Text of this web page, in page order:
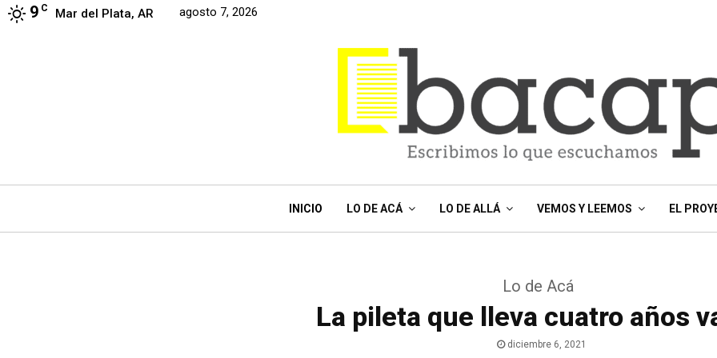
9 C Mar del Plata, AR agosto 7, 2026
INICIO LO DE ACÁ LO DE ALLÁ VEMOS Y LEEMOS EL
Lo de Acá
La pileta que lleva cuatro años
diciembre 6, 2021